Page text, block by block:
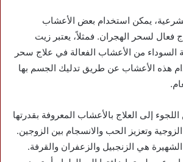
يمكن استخدام بعض الأعشاب
فعال لسحر الهجران. فمثلاً، يعتبر زيت
السوداء من الأعشاب الفعالة في علاج سحر
هذه الأعشاب عن طريق تدليك الجسم بها
إلى العلاج بالأعشاب المعروفة بقدرتها
وتعزيز الحب والانسجام بين الزوجين.
هي الزنجبيل والزعفران والقرفة.